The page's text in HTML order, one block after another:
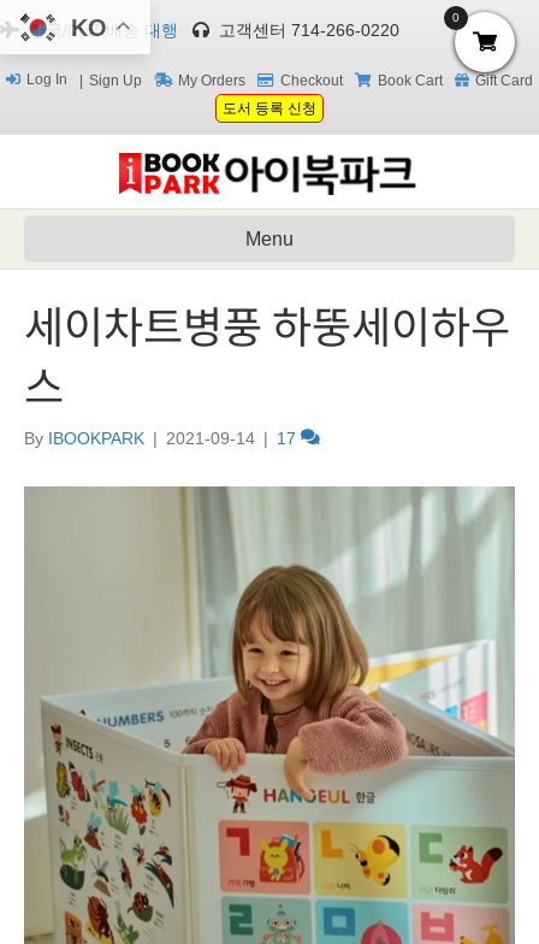
한국/미국 배송 대행 고객센터 714-266-0220
Log In Sign Up My Orders Checkout Book Cart
Gift Card
도서 등록 신청
Menu
세이차트병풍 하뚱세이하우
스
By IBOOKPARK | 2021-09-14 | 17
KO 0